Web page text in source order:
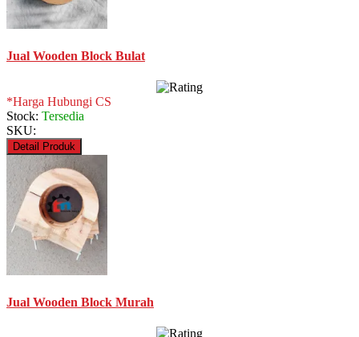
Jual Wooden Block Bulat
*Harga Hubungi CS
Stock: Tersedia
SKU:
Detail Produk
Jual Wooden Block Murah